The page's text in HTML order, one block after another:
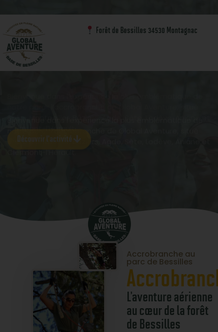
Forêt de Bessilles 34530 Montagnac
L’aventure en hauteur en pleine nature
Accrobranche
Découvrir l'activité
Accrobranche au
parc de Bessilles
L’aventure aérienne
au cœur de la forêt
de Bessilles